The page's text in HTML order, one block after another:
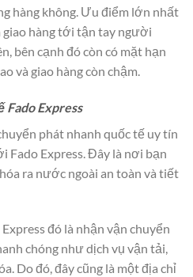
hàng không. Ưu điểm lớn nhất
giao hàng tới tận tay người
bên cạnh đó còn có mặt hạn
và giao hàng còn chậm.
Fado Express
phát nhanh quốc tế uy tín
Fado Express. Đây là nơi bạn
ra nước ngoài an toàn và tiết
đó là nhận vận chuyển
chóng như dịch vụ vận tải,
Do đó, đây cũng là một địa chỉ